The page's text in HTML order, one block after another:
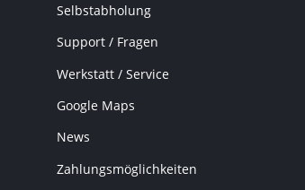
Selbstabholung
Support / Fragen
Werkstatt / Service
Google Maps
News
Zahlungsmöglichkeiten